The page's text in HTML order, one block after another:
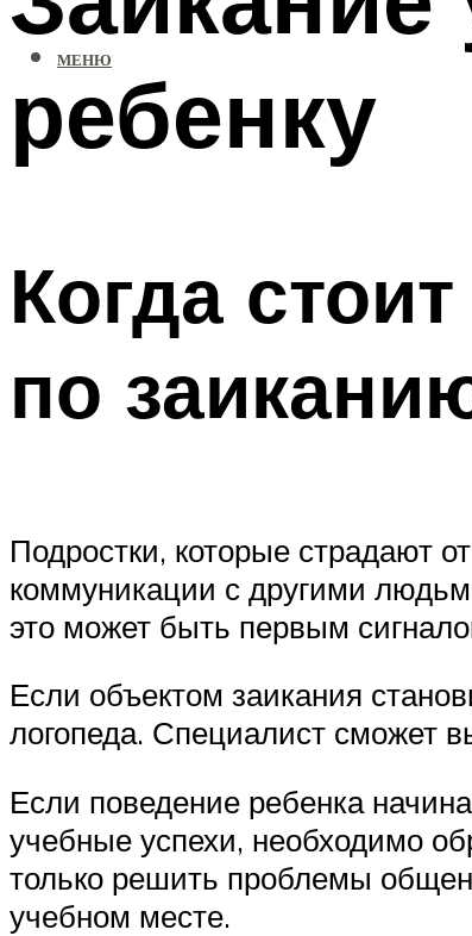
МЕНЮ
ребенку
Когда
по
Подростки, которые страдают
коммуникации с другими
это может быть первым
Если объектом заикания
логопеда. Специалист сможет
Если поведение ребенка
учебные успехи, необходимо
только решить проблемы
учебном месте.